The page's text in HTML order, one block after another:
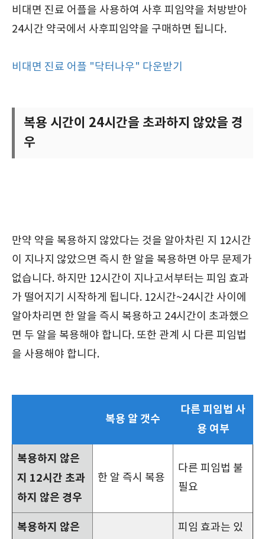
비대면 진료 어플을 사용하여 사후 피임약을 처방받아
24시간 약국에서 사후피임약을 구매하면 됩니다.
비대면 진료 어플 "닥터나우" 다운받기
복용 시간이 24시간을 초과하지 않았을 경
우
만약 약을 복용하지 않았다는 것을 알아차린 지 12시간
이 지나지 않았으면 즉시 한 알을 복용하면 아무 문제가
없습니다. 하지만 12시간이 지나고서부터는 피임 효과
가 떨어지기 시작하게 됩니다. 12시간~24시간 사이에
알아차리면 한 알을 즉시 복용하고 24시간이 초과했으
면 두 알을 복용해야 합니다. 또한 관계 시 다른 피임법
을 사용해야 합니다.
복용 알 갯수
다른 피임법 사
용 여부
복용하지 않은
지 12시간 초과
하지 않은 경우
한 알 즉시 복용
다른 피임법 불
필요
복용하지 않은
피임 효과는 있